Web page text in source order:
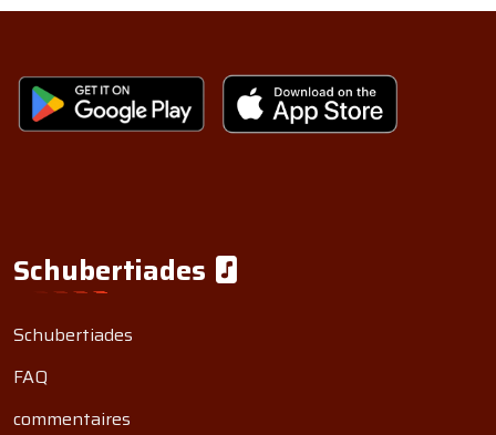
Schubertiades
Schubertiades
FAQ
commentaires